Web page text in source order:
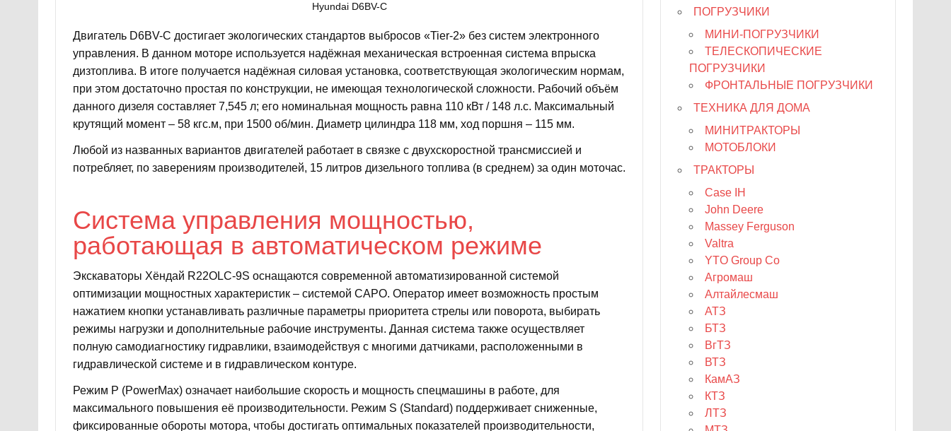
Hyundai D6BV-C
Двигатель D6BV-C достигает экологических стандартов выбросов «Tier-2» без систем электронного
управления. В данном моторе используется надёжная механическая встроенная система впрыска
дизтоплива. В итоге получается надёжная силовая установка, соответствующая экологическим нормам,
при этом достаточно простая по конструкции, не имеющая технологической сложности. Рабочий объём
данного дизеля составляет 7,545 л; его номинальная мощность равна 110 кВт / 148 л.с. Максимальный
крутящий момент – 58 кгс.м, при 1500 об/мин. Диаметр цилиндра 118 мм, xод поршня – 115 мм.
Любой из названных вариантов двигателей работает в связке с двухскоростной трансмиссией и
потребляет, по заверениям производителей, 15 литров дизельного топлива (в среднем) за один моточас.
Система управления мощностью,
работающая в автоматическом режиме
Экскаваторы Хёндай R22OLC-9S оснащаются современной автоматизированной системой
оптимизации мощностных характеристик – системой САРО. Оператор имеет возможность простым
нажатием кнопки устанавливать различные параметры приоритета стрелы или поворота, выбирать
режимы нагрузки и дополнительные рабочие инструменты. Данная система также осуществляет
полную самодиагностику гидравлики, взаимодействуя с многими датчиками, расположенными в
гидравлической системе и в гидравлическом контуре.
Режим Р (PowerMax) означает наибольшие скорость и мощность спецмашины в работе, для
максимального повышения её производительности. Режим S (Standard) поддерживает сниженные,
фиксированные обороты мотора, чтобы достигать оптимальных показателей производительности,
ПОГРУЗЧИКИ
МИНИ-ПОГРУЗЧИКИ
ТЕЛЕСКОПИЧЕСКИЕ
ПОГРУЗЧИКИ
ФРОНТАЛЬНЫЕ ПОГРУЗЧИКИ
ТЕХНИКА ДЛЯ ДОМА
МИНИТРАКТОРЫ
МОТОБЛОКИ
ТРАКТОРЫ
Case IH
John Deere
Massey Ferguson
Valtra
YTO Group Co
Агромаш
Алтайлесмаш
АТЗ
БТЗ
ВгТЗ
ВТЗ
КамАЗ
КТЗ
ЛТЗ